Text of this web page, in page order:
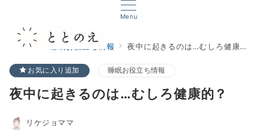
Menu
TOP 睡眠お役立ち情報 夜中に起きるのは…むしろ健康的？
お気に入り追加 睡眠お役立ち情報
夜中に起きるのは…むしろ健康的？
リケジョママ